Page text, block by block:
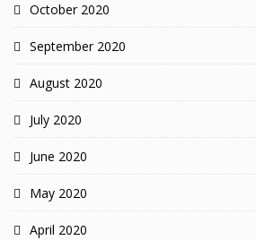
October 2020
September 2020
August 2020
July 2020
June 2020
May 2020
April 2020